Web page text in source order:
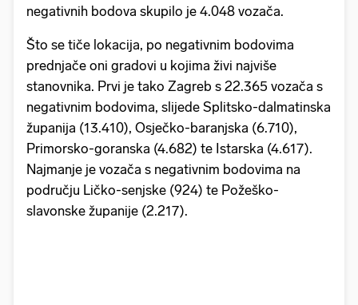
negativnih bodova skupilo je 4.048 vozača.
Što se tiče lokacija, po negativnim bodovima
prednjače oni gradovi u kojima živi najviše
stanovnika. Prvi je tako Zagreb s 22.365 vozača s
negativnim bodovima, slijede Splitsko-dalmatinska
županija (13.410), Osječko-baranjska (6.710),
Primorsko-goranska (4.682) te Istarska (4.617).
Najmanje je vozača s negativnim bodovima na
području Ličko-senjske (924) te Požeško-
slavonske županije (2.217).